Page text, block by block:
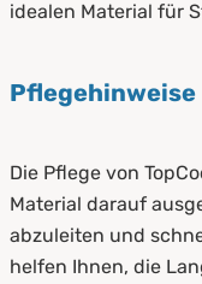
idealen Material für
Pflegehinweise
Die Pflege von
Material darauf
abzuleiten und
helfen Ihnen, die